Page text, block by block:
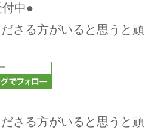
中●
さる方がいると思うと頑
さる方がいると思うと頑